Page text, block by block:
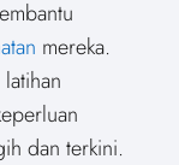
mereka.
dan terkini.